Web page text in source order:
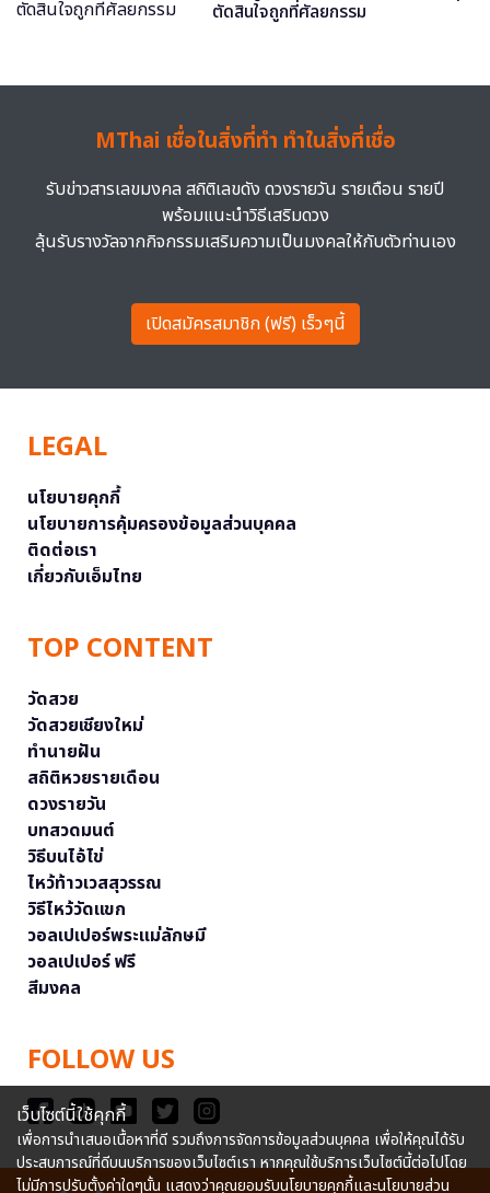
ตัดสินใจถูกที่ศัลยกรรม
MThai เชื่อในสิ่งที่ทำ ทำในสิ่งที่เชื่อ
รับข่าวสารเลขมงคล สถิติเลขดัง ดวงรายวัน รายเดือน รายปี
พร้อมแนะนำวิธีเสริมดวง
ลุ้นรับรางวัลจากกิจกรรมเสริมความเป็นมงคลให้กับตัวท่านเอง
เปิดสมัครสมาชิก (ฟรี) เร็วๆนี้
LEGAL
นโยบายคุกกี้
นโยบายการคุ้มครองข้อมูลส่วนบุคคล
ติดต่อเรา
เกี่ยวกับเอ็มไทย
TOP CONTENT
วัดสวย
วัดสวยเชียงใหม่
ทำนายฝัน
สถิติหวยรายเดือน
ดวงรายวัน
บทสวดมนต์
วิธีบนไอ้ไข่
ไหว้ท้าวเวสสุวรรณ
วิธีไหว้วัดแขก
วอลเปเปอร์พระแม่ลักษมี
วอลเปเปอร์ ฟรี
สีมงคล
FOLLOW US
เว็บไซต์นี้ใช้คุกกี้
เพื่อการนำเสนอเนื้อหาที่ดี รวมถึงการจัดการข้อมูลส่วนบุคคล เพื่อให้คุณได้รับ
ประสบการณ์ที่ดีบนบริการของเว็บไซต์เรา หากคุณใช้บริการเว็บไซต์นี้ต่อไปโดย
ไม่มีการปรับตั้งค่าใดๆนั้น แสดงว่าคุณยอมรับนโยบายคุกกี้และนโยบายส่วน